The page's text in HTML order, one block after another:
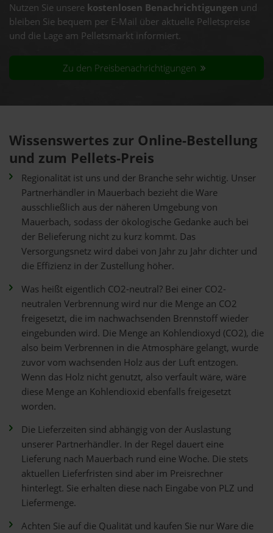
Nutzen Sie unsere kostenlosen Benachrichtigungen und
bleiben Sie bequem per E-Mail über aktuelle Pelletspreise
und die Lage am Pelletsmarkt informiert.
Zu den Preisbenachrichtigungen
Wissenswertes zur Online-Bestellung
und zum Pellets-Preis
Regionalität ist uns und der Branche sehr wichtig. Unser
Partnerhändler in Mauerbach bezieht die Ware
ausschließlich aus der näheren Umgebung von
Mauerbach, sodass der ökologische Gedanke auch bei
der Belieferung nicht zu kurz kommt. Das
Versorgungsnetz wird dabei von Jahr zu Jahr dichter und
die Effizienz in der Zustellung höher.
Was heißt eigentlich CO2-neutral? Bei einer CO2-
neutralen Verbrennung wird nur die Menge an CO2
freigesetzt, die im nachwachsenden Brennstoff wieder
eingebunden wird. Die Menge an Kohlendioxyd (CO2), die
also beim Verbrennen in die Atmosphäre gelangt, wurde
zuvor vom wachsenden Holz aus der Luft entzogen.
Wenn das Holz nicht genutzt, also verfault wäre, wäre
diese Menge an Kohlendioxid ebenfalls freigesetzt
worden.
Die Lieferzeiten sind abhängig von der Auslastung
unserer Partnerhändler. In der Regel dauert eine
Lieferung nach Mauerbach rund eine Woche. Die stets
aktuellen Lieferfristen sind aber im Preisrechner
hinterlegt. Sie erhalten diese nach Eingabe von PLZ und
Liefermenge.
Achten Sie auf die Qualität und kaufen Sie nur Ware die